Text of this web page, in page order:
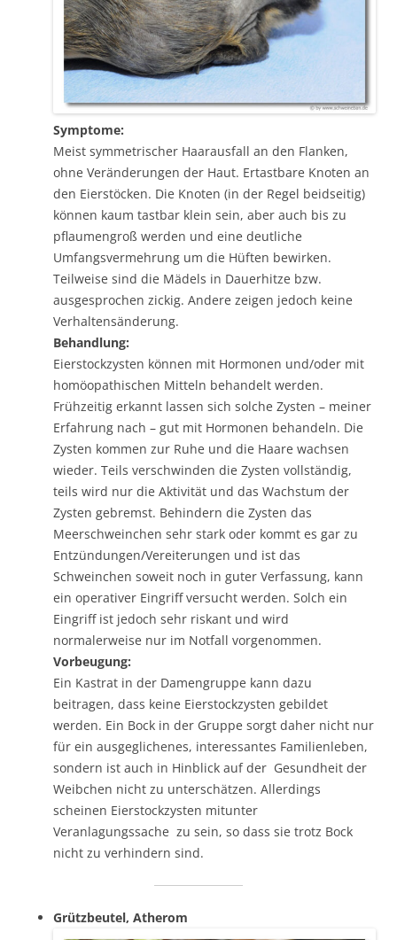
Symptome:
Meist symmetrischer Haarausfall an den Flanken,
ohne Veränderungen der Haut. Ertastbare Knoten an
den Eierstöcken. Die Knoten (in der Regel beidseitig)
können kaum tastbar klein sein, aber auch bis zu
pflaumengroß werden und eine deutliche
Umfangsvermehrung um die Hüften bewirken.
Teilweise sind die Mädels in Dauerhitze bzw.
ausgesprochen zickig. Andere zeigen jedoch keine
Verhaltensänderung.
Behandlung:
Eierstockzysten können mit Hormonen und/oder mit
homöopathischen Mitteln behandelt werden.
Frühzeitig erkannt lassen sich solche Zysten – meiner
Erfahrung nach – gut mit Hormonen behandeln. Die
Zysten kommen zur Ruhe und die Haare wachsen
wieder. Teils verschwinden die Zysten vollständig,
teils wird nur die Aktivität und das Wachstum der
Zysten gebremst. Behindern die Zysten das
Meerschweinchen sehr stark oder kommt es gar zu
Entzündungen/Vereiterungen und ist das
Schweinchen soweit noch in guter Verfassung, kann
ein operativer Eingriff versucht werden. Solch ein
Eingriff ist jedoch sehr riskant und wird
normalerweise nur im Notfall vorgenommen.
Vorbeugung:
Ein Kastrat in der Damengruppe kann dazu
beitragen, dass keine Eierstockzysten gebildet
werden. Ein Bock in der Gruppe sorgt daher nicht nur
für ein ausgeglichenes, interessantes Familienleben,
sondern ist auch in Hinblick auf der Gesundheit der
Weibchen nicht zu unterschätzen. Allerdings
scheinen Eierstockzysten mitunter
Veranlagungssache zu sein, so dass sie trotz Bock
nicht zu verhindern sind.
Grützbeutel, Atherom